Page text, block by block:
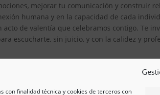
con finalidad técnica y cookies de terceros con
mejorar tu comunicación y construir
humana y en la capacidad de cada
acto de valentía que celebramos contigo. Te
escucharte, sin juicio, y con la calidez y